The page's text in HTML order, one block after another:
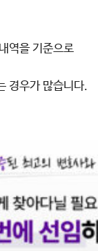
역을 기준으로
경우가 많습니다.